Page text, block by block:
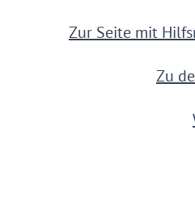
Zur Seite mit
Zu